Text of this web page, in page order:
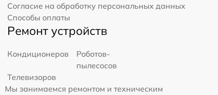
Согласие на обработку персональных данных
Способы оплаты
Ремонт устройств
Кондиционеров
Роботов-
пылесосов
Телевизоров
Мы занимаемся ремонтом и техническим